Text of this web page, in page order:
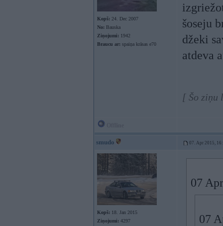
Kopš: 24. Dec 2007
No: Bauska
Ziņojumi: 1942
Braucu ar: spaiņa krāsas e70
šoseju
džeki
atdeva
[ Šo ziņu
smudo 07. Apr 2015,
Kopš: 18. Jan 2015
Ziņojumi: 4297
07
07